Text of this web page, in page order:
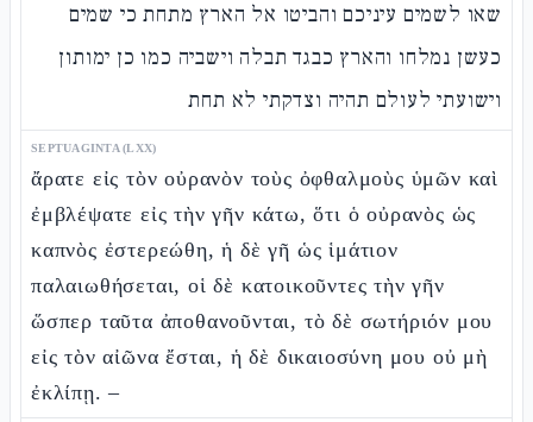
שאו לשמים עיניכם והביטו אל הארץ מתחת כי שמים
כעשן נמלחו והארץ כבגד תבלה וישביה כמו כן ימותון
וישועתי לעולם תהיה וצדקתי לא תחת
SEPTUAGINTA (LXX)
ἄρατε εἰς τὸν οὐρανὸν τοὺς ὀφθαλμοὺς ὑμῶν καὶ
ἐμβλέψατε εἰς τὴν γῆν κάτω, ὅτι ὁ οὐρανὸς ὡς
καπνὸς ἐστερεώθη, ἡ δὲ γῆ ὡς ἱμάτιον
παλαιωθήσεται, οἱ δὲ κατοικοῦντες τὴν γῆν
ὥσπερ ταῦτα ἀποθανοῦνται, τὸ δὲ σωτήριόν μου
εἰς τὸν αἰῶνα ἔσται, ἡ δὲ δικαιοσύνη μου οὐ μὴ
ἐκλίπῃ. –